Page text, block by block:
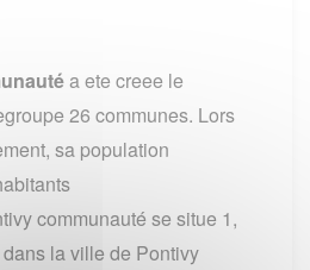
a ete creee le
26 communes. Lors
sa population
communauté se situe 1,
la ville de Pontivy